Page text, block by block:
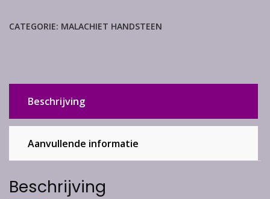
CATEGORIE: MALACHIET HANDSTEEN
Beschrijving
Aanvullende informatie
Beschrijving